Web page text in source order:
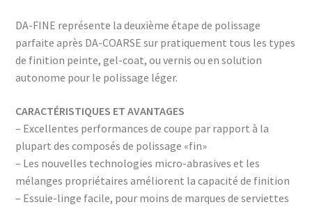
DA-FINE représente la deuxième étape de polissage
parfaite après DA-COARSE sur pratiquement tous les types
de finition peinte, gel-coat, ou vernis ou en solution
autonome pour le polissage léger.
CARACTÉRISTIQUES ET AVANTAGES
– Excellentes performances de coupe par rapport à la
plupart des composés de polissage «fin»
– Les nouvelles technologies micro-abrasives et les
mélanges propriétaires améliorent la capacité de finition
– Essuie-linge facile, pour moins de marques de serviettes